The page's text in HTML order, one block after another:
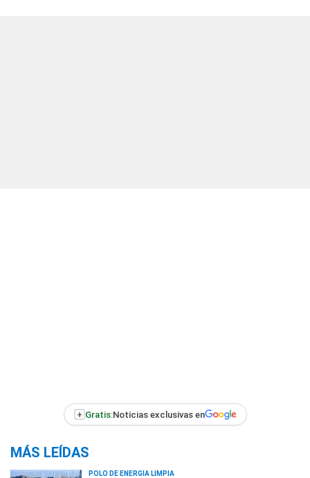
+ Gratis:Noticias exclusivas en
MÁS LEÍDAS
POLO DE ENERGÍA LIMPIA